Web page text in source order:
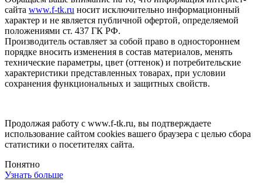
сайта www.f-tk.ru носит исключительно информационный
характер и не является публичной офертой, определяемой
положениями ст. 437 ГК РФ.
Производитель оставляет за собой право в одностороннем
порядке вносить изменения в состав материалов, менять
технические параметры, цвет (оттенок) и потребительские
характеристики представленных товарах, при условии
сохранения функциональных и защитных свойств.
Продолжая работу с www.f-tk.ru, вы подтверждаете
использование сайтом cookies вашего браузера с целью сбора
статистики о посетителях сайта.
Понятно
Узнать больше